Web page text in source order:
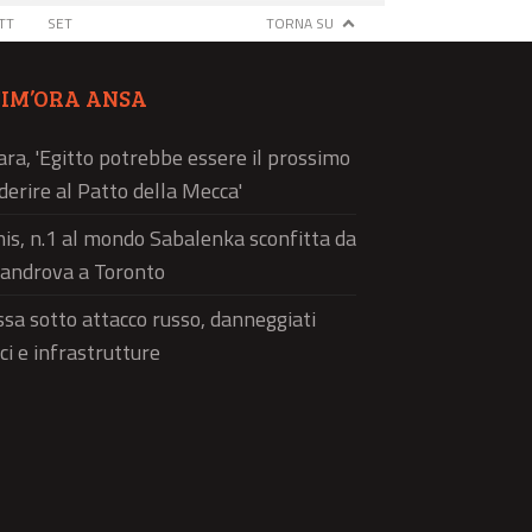
SET TORNA SU
ANSA
'Egitto potrebbe essere il prossimo
al Patto della Mecca'
n.1 al mondo Sabalenka sconfitta da
a Toronto
sotto attacco russo, danneggiati
e infrastrutture